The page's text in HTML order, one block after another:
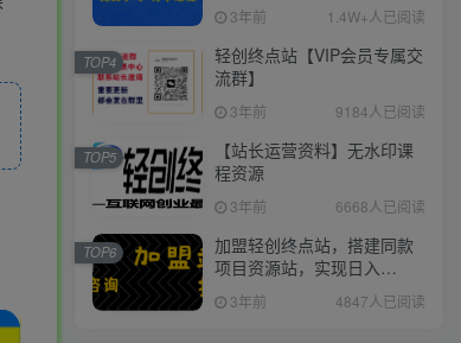
3年前 1.4W+人已阅读
轻创终点站【VIP会员专属交
流群】
3年前 9184人已阅读
TOP4
【站长运营资料】无水印课
程资源
3年前 6668人已阅读
TOP5
加盟轻创终点站，搭建同款
项目资源站，实现日入
2000+
3年前 4847人已阅读
TOP6